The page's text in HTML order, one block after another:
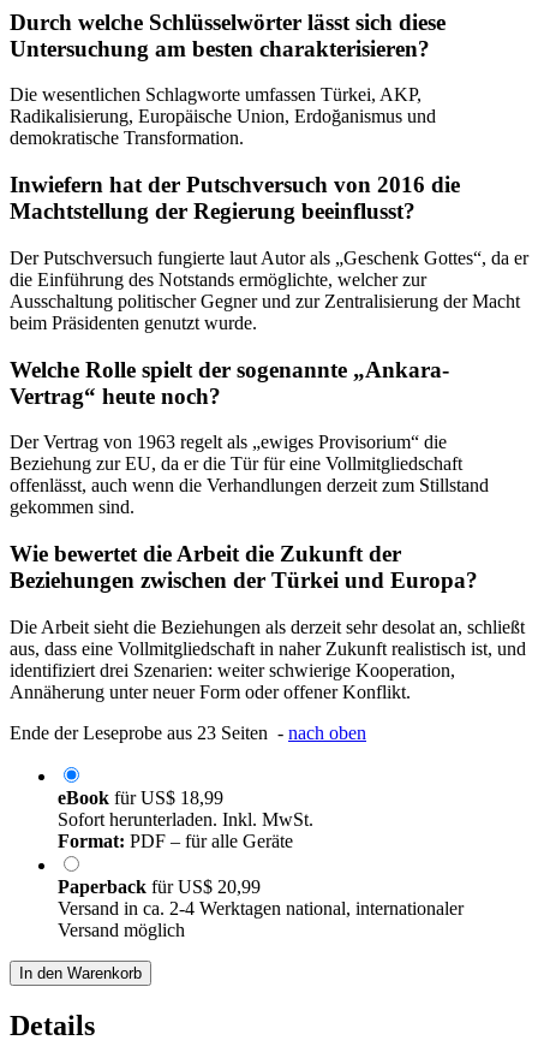
Durch welche Schlüsselwörter lässt sich diese
Untersuchung am besten charakterisieren?
Die wesentlichen Schlagworte umfassen Türkei, AKP,
Radikalisierung, Europäische Union, Erdoğanismus und
demokratische Transformation.
Inwiefern hat der Putschversuch von 2016 die
Machtstellung der Regierung beeinflusst?
Der Putschversuch fungierte laut Autor als „Geschenk Gottes“, da er
die Einführung des Notstands ermöglichte, welcher zur
Ausschaltung politischer Gegner und zur Zentralisierung der Macht
beim Präsidenten genutzt wurde.
Welche Rolle spielt der sogenannte „Ankara-
Vertrag“ heute noch?
Der Vertrag von 1963 regelt als „ewiges Provisorium“ die
Beziehung zur EU, da er die Tür für eine Vollmitgliedschaft
offenlässt, auch wenn die Verhandlungen derzeit zum Stillstand
gekommen sind.
Wie bewertet die Arbeit die Zukunft der
Beziehungen zwischen der Türkei und Europa?
Die Arbeit sieht die Beziehungen als derzeit sehr desolat an, schließt
aus, dass eine Vollmitgliedschaft in naher Zukunft realistisch ist, und
identifiziert drei Szenarien: weiter schwierige Kooperation,
Annäherung unter neuer Form oder offener Konflikt.
Ende der Leseprobe aus 23 Seiten - nach oben
eBook fürUS$ 18,99
Sofort herunterladen. Inkl. MwSt.
Format: PDF – für alle Geräte
Paperback fürUS$ 20,99
Versand in ca. 2-4 Werktagen national, internationaler
Versand möglich
In den Warenkorb
Details